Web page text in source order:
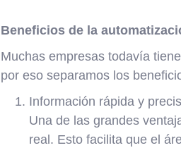
Beneficios de la
Muchas empresas todavía
por eso separamos los
Información rápida y
Una de las grandes
real. Esto facilita que el